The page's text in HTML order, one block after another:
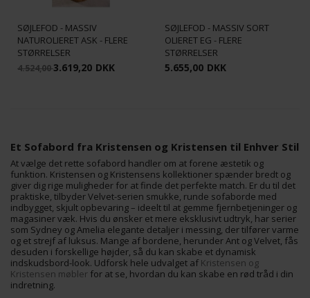
SØJLEFOD - MASSIV
NATUROLIERET ASK - FLERE
STØRRELSER
4.524,003.619,20 DKK
SØJLEFOD - MASSIV SORT
OLIERET EG - FLERE
STØRRELSER
5.655,00 DKK
Et Sofabord fra Kristensen og Kristensen til Enhver Stil
At vælge det rette sofabord handler om at forene æstetik og
funktion. Kristensen og Kristensens kollektioner spænder bredt og
giver dig rige muligheder for at finde det perfekte match. Er du til det
praktiske, tilbyder Velvet-serien smukke, runde sofaborde med
indbygget, skjult opbevaring – ideelt til at gemme fjernbetjeninger og
magasiner væk. Hvis du ønsker et mere eksklusivt udtryk, har serier
som Sydney og Amelia elegante detaljer i messing, der tilfører varme
og et strejf af luksus. Mange af bordene, herunder Ant og Velvet, fås
desuden i forskellige højder, så du kan skabe et dynamisk
indskudsbord-look. Udforsk hele udvalget af Kristensen og
Kristensen møbler for at se, hvordan du kan skabe en rød tråd i din
indretning.